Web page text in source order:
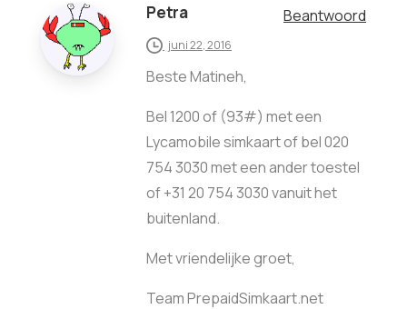
Petra Beantwoord
juni 22, 2016
Beste Matineh,
Bel 1200 of (93#) met een
Lycamobile simkaart of bel 020
754 3030 met een ander toestel
of +31 20 754 3030 vanuit het
buitenland.
Met vriendelijke groet,
Team PrepaidSimkaart.net